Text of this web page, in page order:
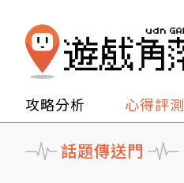
攻略分析 心得評測
話題傳送門